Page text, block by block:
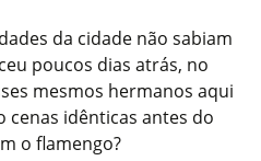
da cidade não sabiam
poucos dias atrás, no
mesmos hermanos aqui
cenas idênticas antes do
o flamengo?